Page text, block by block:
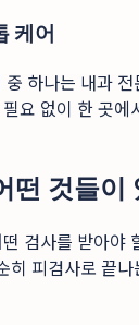
케어
중 하나는 내과
요 없이 한 곳
떤 것들
검사를 받아
히 피검사로 끝